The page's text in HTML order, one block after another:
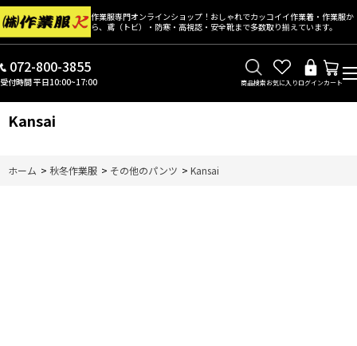
作業服専門オンラインショップ！おしゃれでカッコイイ作業着・作業服か
ら、鳶（トビ）・防寒・高視認・安全靴まで多数取り揃えています。
072-800-3855
受付時間 平日10:00~17:00 商品検索お気に入りログインカート
Kansai
ホーム > 秋冬作業服 > その他のパンツ > Kansai